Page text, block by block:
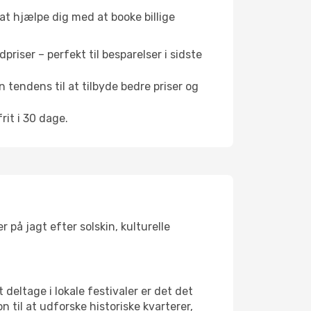
hjælpe dig med at booke billige
– perfekt til besparelser i sidste
tendens til at tilbyde bedre priser og
i 30 dage.
på jagt efter solskin, kulturelle
deltage i lokale festivaler er det det
til at udforske historiske kvarterer,